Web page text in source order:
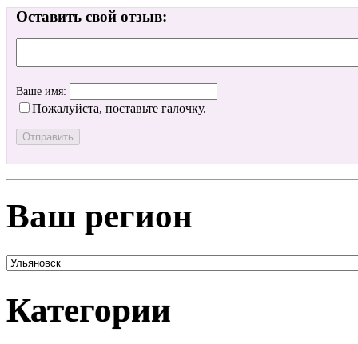
Оставить свой отзыв:
Ваше имя:
Пожалуйста, поставьте галочку.
Ваш регион
Категории